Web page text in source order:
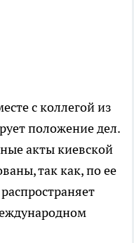
с коллегой из
положение дел.
акты киевской
так как, по ее